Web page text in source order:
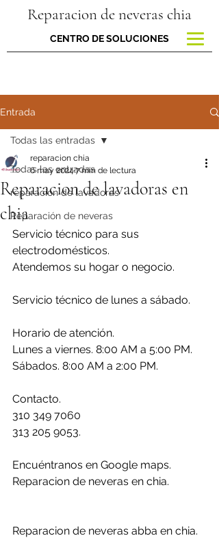
Reparacion de neveras chia
CENTRO DE SOLUCIONES
Entrada
Todas las entradas
reparacion de lavadoras
Reparación de neveras
Todas las entradas
Reparacion de lavadoras en
chia
reparacion chia
6 may 20247 min de lectura
Servicio técnico para sus
electrodomésticos.
Atendemos su hogar o negocio.
Servicio técnico de lunes a sábado.
Horario de atención.
Lunes a viernes. 8:00 AM a 5:00 PM.
Sábados. 8:00 AM a 2:00 PM.
Contacto.
310 349 7060
313 205 9053.
Encuéntranos en Google maps.
Reparacion de neveras en chia.
Reparacion de neveras abba en chia.